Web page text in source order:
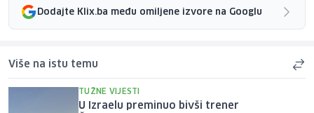
Dodajte Klix.ba među omiljene izvore na Googlu
Više na istu temu
TUŽNE VIJESTI
U Izraelu preminuo bivši trener